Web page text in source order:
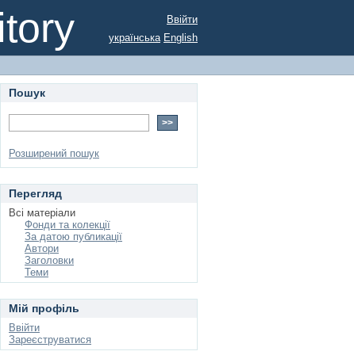
Ввійти
українська English
Пошук
Розширений пошук
Перегляд
Всі матеріали
Фонди та колекції
За датою публикації
Автори
Заголовки
Теми
Мій профіль
Ввійти
Зареєструватися